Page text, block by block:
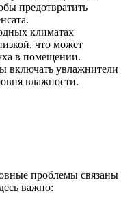
предотвратить
климатах
что может
в помещении.
включать увлажнители
влажности.
проблемы связаны
важно: